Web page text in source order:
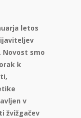
letos
Novost smo
k
v
žvižgačev